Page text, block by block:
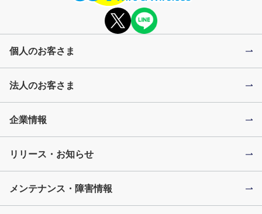
個人のお客さま
法人のお客さま
企業情報
リリース・お知らせ
メンテナンス・障害情報